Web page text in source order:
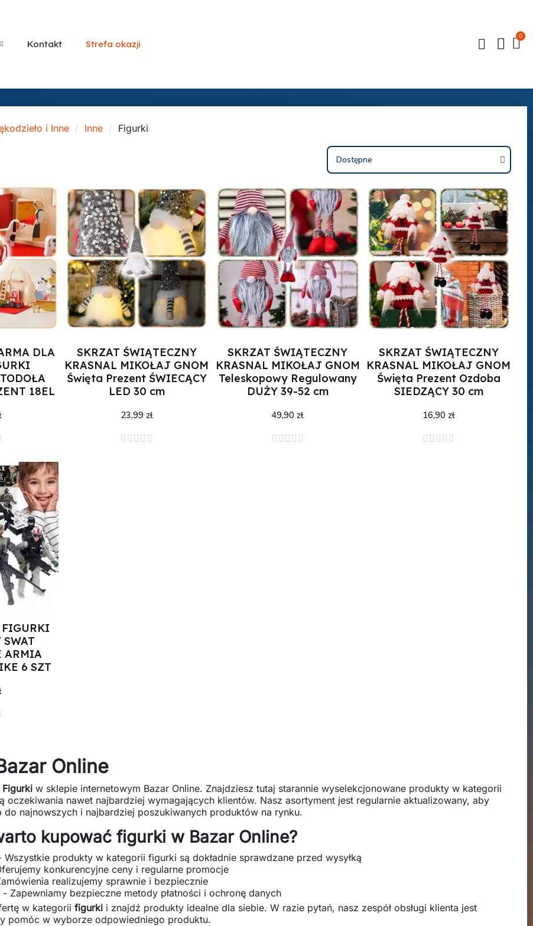
Kontakt Strefa okazji
i Inne Inne Figurki
DLA
18EL
SKRZAT ŚWIĄTECZNY
KRASNAL MIKOŁAJ GNOM
Święta Prezent ŚWIECĄCY
LED 30 cm
23,99 zł
    
Dodaj do koszyka
SKRZAT ŚWIĄTECZNY
KRASNAL MIKOŁAJ GNOM
Teleskopowy Regulowany
DUŻY 39-52 cm
49,90 zł
    
Dodaj do koszyka
SKRZAT ŚWIĄTECZNY
KRASNAL MIKOŁAJ GNOM
Święta Prezent Ozdoba
SIEDZĄCY 30 cm
16,90 zł
    
Dodaj do koszyka
ARMIA
6 SZT
Online
Figurki w sklepie internetowym Bazar Online. Znajdziesz tutaj starannie wyselekcjonowane produkty w kategorii
oczekiwania nawet najbardziej wymagających klientów. Nasz asortyment jest regularnie aktualizowany, aby
do najnowszych i najbardziej poszukiwanych produktów na rynku.
kupować figurki w Bazar Online?
Wszystkie produkty w kategorii figurki są dokładnie sprawdzane przed wysyłką
konkurencyjne ceny i regularne promocje
realizujemy sprawnie i bezpiecznie
- Zapewniamy bezpieczne metody płatności i ochronę danych
w kategorii figurki i znajdź produkty idealne dla siebie. W razie pytań, nasz zespół obsługi klienta jest
pomóc w wyborze odpowiedniego produktu.